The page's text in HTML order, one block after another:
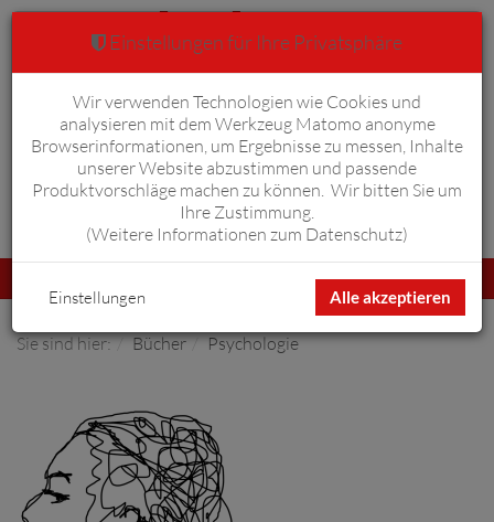
Anmelden Warenkorb 0
umschalten
Sie sind hier: Bücher Psychologie
Einstellungen für Ihre Privatsphäre
Wir verwenden Technologien wie Cookies und
analysieren mit dem Werkzeug Matomo anonyme
Browserinformationen, um Ergebnisse zu messen, Inhalte
unserer Website abzustimmen und passende
Produktvorschläge machen zu können. Wir bitten Sie um
Ihre Zustimmung.
(Weitere Informationen zum Datenschutz)
Alle akzeptieren
Einstellungen